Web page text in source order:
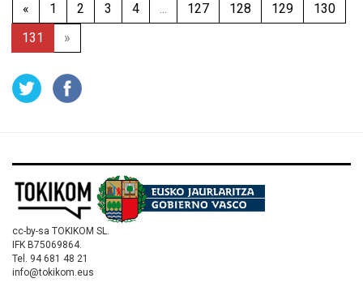
« 1 2 3 4 ... 127 128 129
130
131
»
cc-by-sa TOKIKOM SL.
IFK B75069864.
Tel. 94 681 48 21
info@tokikom.eus